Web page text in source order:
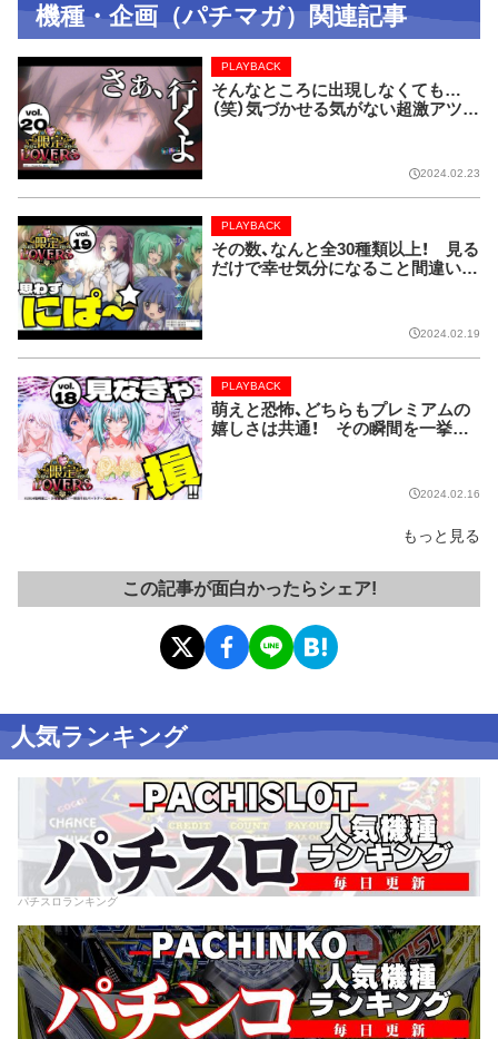
機種・企画（パチマガ）関連記事
そんなところに出現しなくても…
（笑）気づかせる気がない超激アツ演
PLAYBACK
2024.02.23
その数、なんと全30種類以上！ 見る
だけで幸せ気分になること間違いな
PLAYBACK
2024.02.19
萌えと恐怖、どちらもプレミアムの
嬉しさは共通！ その瞬間を一挙ま
PLAYBACK
2024.02.16
もっと見る
この記事が面白かったらシェア!
人気ランキング
パチスロランキング